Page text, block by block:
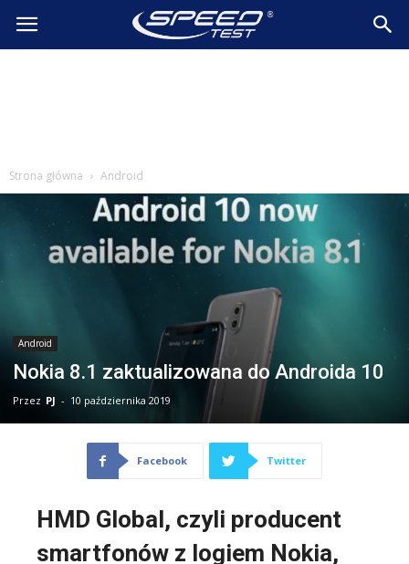
SpeedTest.pl
Strona główna Android
Android
Nokia 8.1 zaktualizowana do Androida 10
Przez PJ - 10 października 2019
Facebook Twitter
HMD Global, czyli producent
smartfonów z logiem Nokia,